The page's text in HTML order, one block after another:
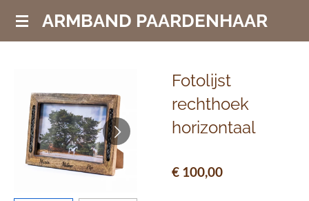
Ga
hoofdinhoud
ARMBAND PAARDENHAAR
Fotolijst
rechthoek
horizontaal
€ 100,00